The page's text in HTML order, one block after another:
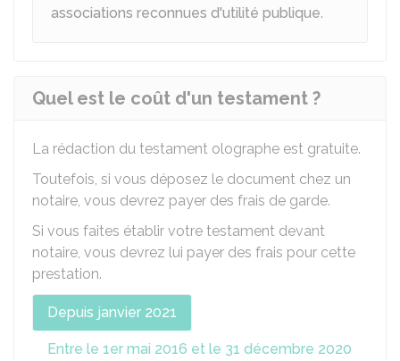
associations reconnues d'utilité publique.
Quel est le coût d'un testament ?
La rédaction du testament olographe est gratuite.
Toutefois, si vous déposez le document chez un
notaire, vous devrez payer des frais de garde.
Si vous faites établir votre testament devant
notaire, vous devrez lui payer des frais pour cette
prestation.
Depuis janvier 2021
Entre le 1er mai 2016 et le 31 décembre 2020